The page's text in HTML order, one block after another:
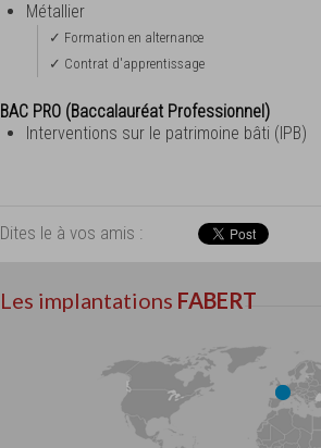
Métallier
✓ Formation en alternance
✓ Contrat d'apprentissage
BAC PRO (Baccalauréat Professionnel)
Interventions sur le patrimoine bâti (IPB)
Dites le à vos amis :
Les implantations FABERT